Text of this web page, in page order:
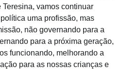
vamos continuar
uma profissão, mas
não governando para a
para a próxima geração,
funcionando, melhorando a
para as nossas crianças e